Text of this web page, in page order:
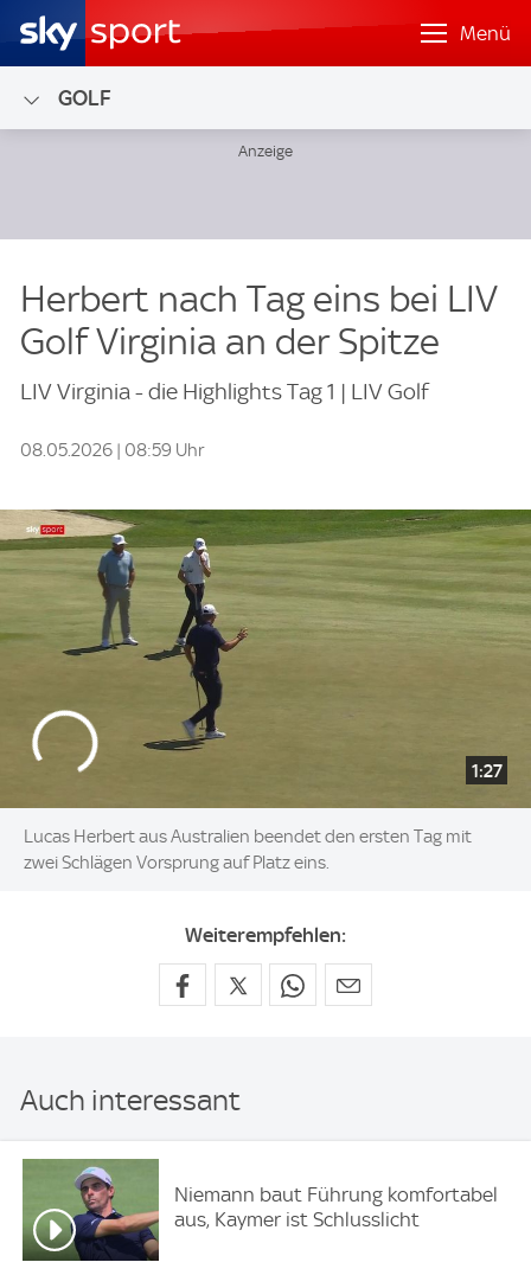
Menü
GOLF
Herbert nach Tag eins bei LIV
Golf Virginia an der Spitze
LIV Virginia - die Highlights Tag 1 | LIV Golf
08.05.2026 | 08:59 Uhr
1:27
Lucas Herbert aus Australien beendet den ersten Tag mit
zwei Schlägen Vorsprung auf Platz eins.
Weiterempfehlen:
Auch interessant
Niemann baut Führung komfortabel
aus, Kaymer ist Schlusslicht